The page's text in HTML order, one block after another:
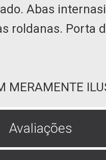
Abas
roldanas. Porta
MERAMENTE
Avaliações